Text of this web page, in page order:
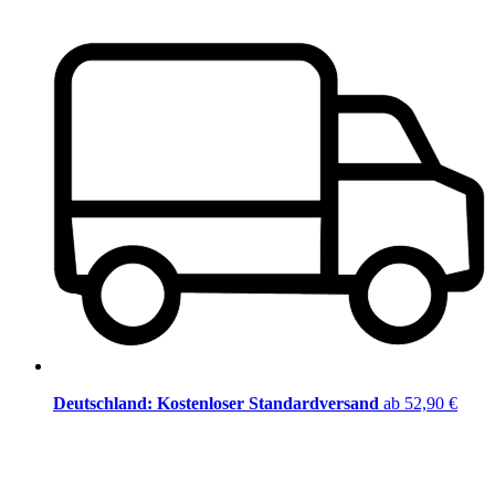
Deutschland: Kostenloser Standardversand ab 52,90 €